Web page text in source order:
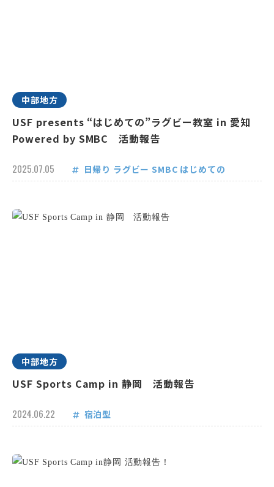
中部地方
USF presents “はじめての”ラグビー教室 in 愛知
Powered by SMBC 活動報告
2025.07.05 日帰り ラグビー SMBC はじめての
中部地方
USF Sports Camp in 静岡 活動報告
2024.06.22 宿泊型